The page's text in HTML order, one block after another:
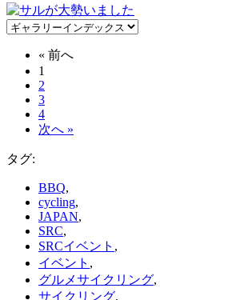
« 前へ
1
2
3
4
次へ »
タグ:
BBQ,
cycling,
JAPAN,
SRC,
SRCイベント ,
イベント ,
グルメサイクリング,
サイクリング,